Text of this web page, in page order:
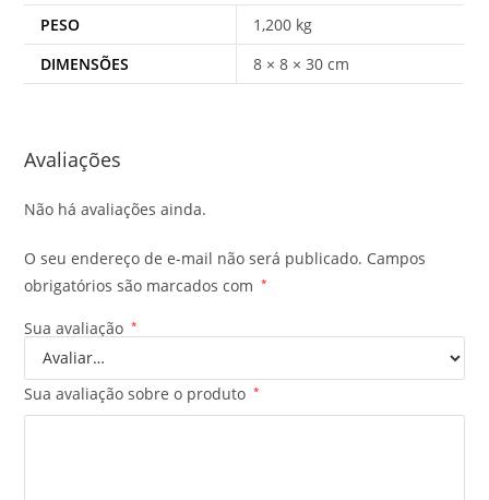
PESO
1,200 kg
DIMENSÕES
8 × 8 × 30 cm
Avaliações
Não há avaliações ainda.
O seu endereço de e-mail não será publicado. Campos
obrigatórios são marcados com
*
Sua avaliação *
Sua avaliação sobre o produto *